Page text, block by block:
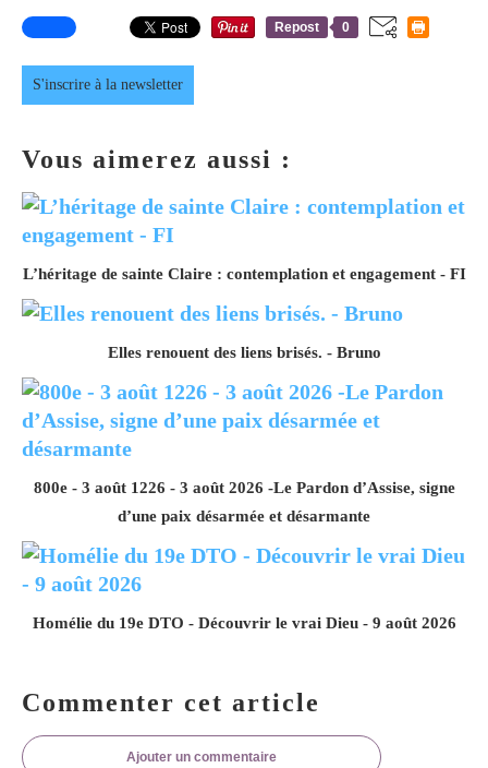
Repost 0
S'inscrire à la newsletter
Vous aimerez aussi :
L’héritage de sainte Claire : contemplation et engagement - FI
Elles renouent des liens brisés. - Bruno
800e - 3 août 1226 - 3 août 2026 -Le Pardon d’Assise, signe
d’une paix désarmée et désarmante
Homélie du 19e DTO - Découvrir le vrai Dieu - 9 août 2026
Commenter cet article
Ajouter un commentaire